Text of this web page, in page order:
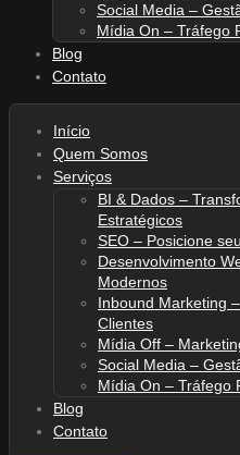
Social Media –
Mídia On – Tráfego
Blog
Contato
Início
Quem Somos
Serviços
BI & Dados –
Estratégicos
SEO – Posicione
Desenvolvimento
Modernos
Inbound Marketing
Clientes
Mídia Off –
Social Media –
Mídia On – Tráfego
Blog
Contato